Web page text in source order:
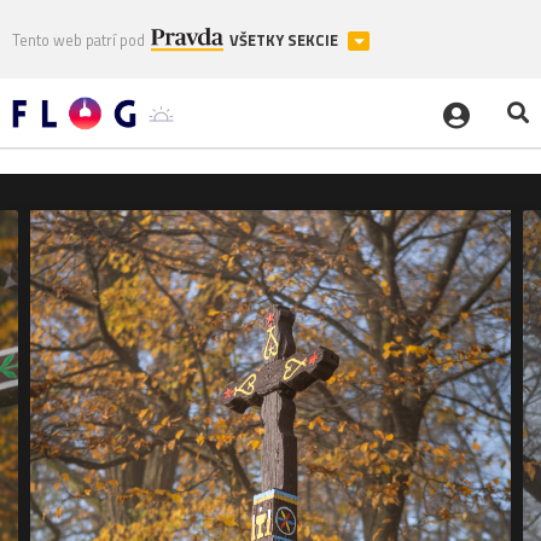
Tento web patrí pod VŠETKY SEKCIE